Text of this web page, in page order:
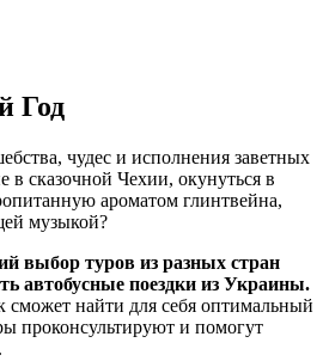
Год
чудес и исполнения заветных
в сказочной Чехии, окунуться в
ароматом глинтвейна,
музыкой?
выбор туров из разных стран
автобусные поездки из Украины.
найти для себя оптимальный
проконсультируют и помогут